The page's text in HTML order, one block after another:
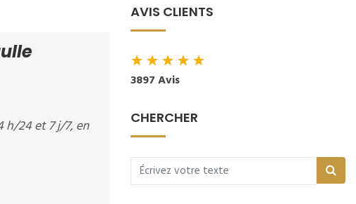
h/24 et 7 j/7, en
AVIS CLIENTS
★★★★★
3897 Avis
CHERCHER